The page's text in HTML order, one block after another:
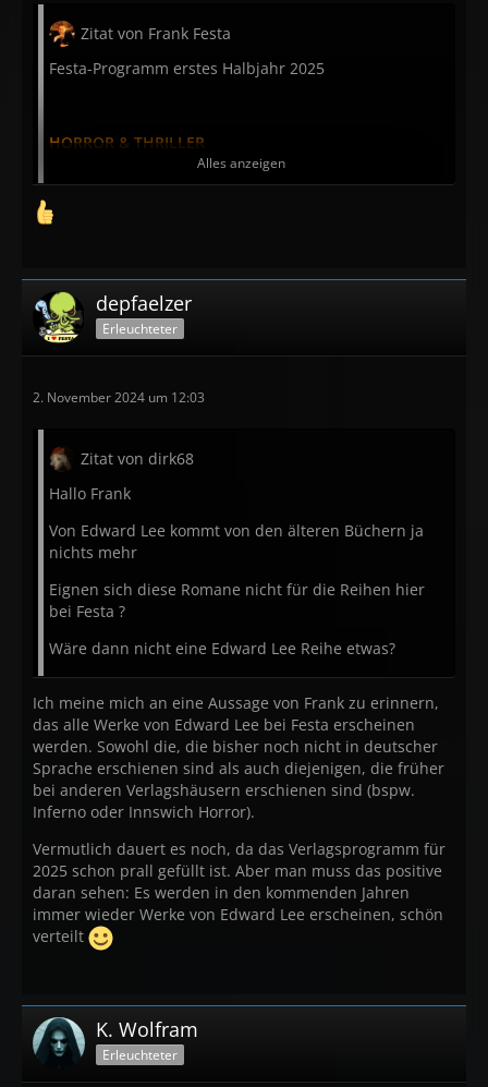
Zitat von Frank Festa
Festa-Programm erstes Halbjahr 2025
HORROR & THRILLER
Simone St. James:Silence for the Dead
Carissa Orlando:
C. J. Leede: Mein Name ist Maeve Fly
Fritz Leiber:Lovecraft und ich (Stories und Essays)
Marc Olden:
SAMMLERAUSGABEN
Exemplare)
Nancy A. Collins:Dead Man's Hand: Five Tales of the
Weird West
Paul Kane:Sherlock Holmes und die Diener der Hölle
WEIRD FICTION
Brian Evenson:Gesang zum Untergang der Welt
WEITERE TITEL
Richard Matheson:Ich bin Legende
kommentierte Vorzugsausgabe
Brian Evenson:Contagion - Ansteckung -Buchmesse
Alles anzeigen
depfaelzer
Erleuchteter
2. November 2024 um 12:03
Zitat von dirk68
Hallo Frank
Von Edward Lee kommt von den älteren Büchern ja
nichts mehr
Eignen sich diese Romane nicht für die Reihen hier
bei Festa ?
Wäre dann nicht eine Edward Lee Reihe etwas?
Ich meine mich an eine Aussage von Frank zu erinnern,
das alle Werke von Edward Lee bei Festa erscheinen
werden. Sowohl die, die bisher noch nicht in deutscher
Sprache erschienen sind als auch diejenigen, die früher
bei anderen Verlagshäusern erschienen sind (bspw.
Inferno oder Innswich Horror).
Vermutlich dauert es noch, da das Verlagsprogramm für
2025 schon prall gefüllt ist. Aber man muss das positive
daran sehen: Es werden in den kommenden Jahren
immer wieder Werke von Edward Lee erscheinen, schön
verteilt
K. Wolfram
Erleuchteter